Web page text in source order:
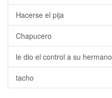
Hacerse el pija
Chapucero
le dio el control a su hermano
tacho